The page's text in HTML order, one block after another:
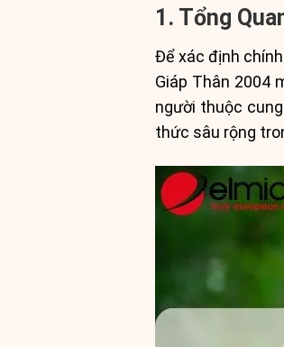
1. Tổng
Để xác định
Giáp Thân 2004
người thuộc
thức sâu rộng